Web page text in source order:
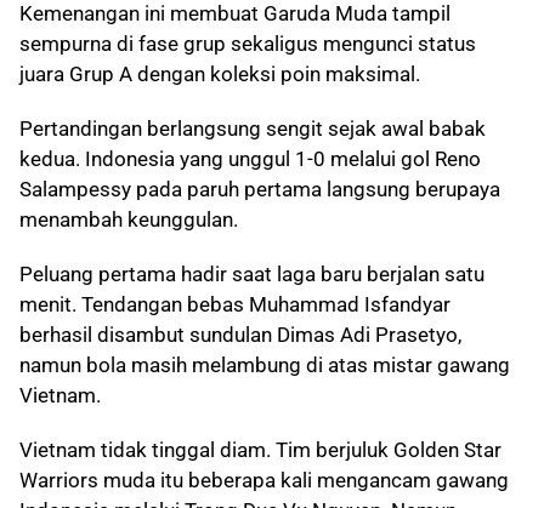
Kemenangan ini membuat Garuda Muda tampil
sempurna di fase grup sekaligus mengunci status
juara Grup A dengan koleksi poin maksimal.
Pertandingan berlangsung sengit sejak awal babak
kedua. Indonesia yang unggul 1-0 melalui gol Reno
Salampessy pada paruh pertama langsung berupaya
menambah keunggulan.
Peluang pertama hadir saat laga baru berjalan satu
menit. Tendangan bebas Muhammad Isfandyar
berhasil disambut sundulan Dimas Adi Prasetyo,
namun bola masih melambung di atas mistar gawang
Vietnam.
Vietnam tidak tinggal diam. Tim berjuluk Golden Star
Warriors muda itu beberapa kali mengancam gawang